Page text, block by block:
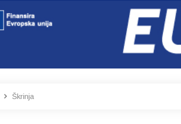
Škrinja